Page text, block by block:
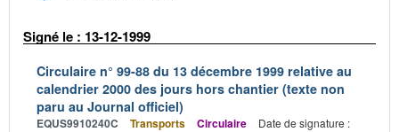
Signé le : 13-12-1999
Circulaire n° 99-88 du 13 décembre 1999 relative au
calendrier 2000 des jours hors chantier (texte non
paru au Journal officiel)
EQUS9910240C Transports Circulaire
Date de signature :